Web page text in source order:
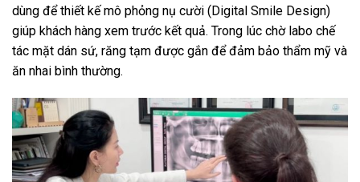
dùng để thiết kế mô phỏng nụ cười (Digital Smile Design)
giúp khách hàng xem trước kết quả. Trong lúc chờ labo chế
tác mặt dán sứ, răng tạm được gắn để đảm bảo thẩm mỹ và
ăn nhai bình thường.